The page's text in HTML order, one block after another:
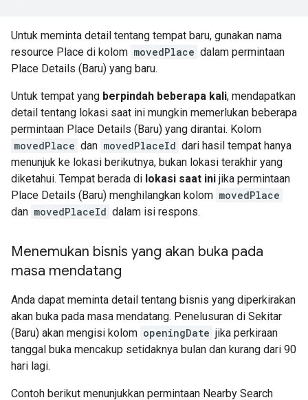
Untuk meminta detail tentang tempat baru, gunakan nama
resource Place di kolom movedPlace dalam permintaan
Place Details (Baru) yang baru.
Untuk tempat yang berpindah beberapa kali, mendapatkan
detail tentang lokasi saat ini mungkin memerlukan beberapa
permintaan Place Details (Baru) yang dirantai. Kolom
movedPlace dan movedPlaceId dari hasil tempat hanya
menunjuk ke lokasi berikutnya, bukan lokasi terakhir yang
diketahui. Tempat berada di lokasi saat ini jika permintaan
Place Details (Baru) menghilangkan kolom movedPlace
dan movedPlaceId dalam isi respons.
Menemukan bisnis yang akan buka pada
masa mendatang
Anda dapat meminta detail tentang bisnis yang diperkirakan
akan buka pada masa mendatang. Penelusuran di Sekitar
(Baru) akan mengisi kolom openingDate jika perkiraan
tanggal buka mencakup setidaknya bulan dan kurang dari 90
hari lagi.
Contoh berikut menunjukkan permintaan Nearby Search